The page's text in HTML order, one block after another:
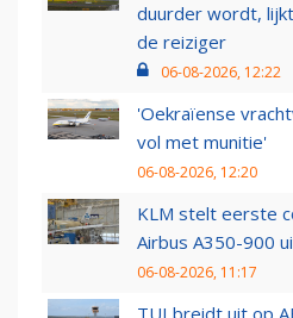
duurder wordt,
de reiziger
06-08-2026, 12:22
'Oekraïense
vol met munitie'
06-08-2026, 12:20
KLM stelt eerste
Airbus A350-900
06-08-2026, 11:17